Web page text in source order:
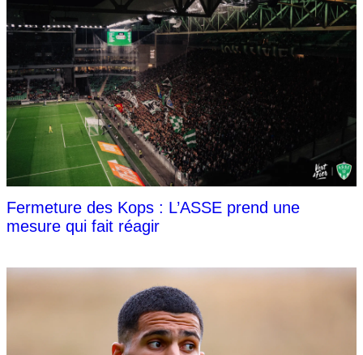
Fermeture des Kops : L’ASSE prend une
mesure qui fait réagir